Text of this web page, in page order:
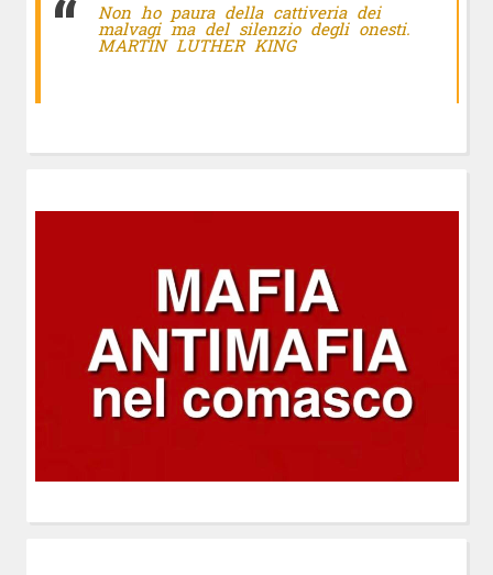
Non ho paura della cattiveria dei
malvagi ma del silenzio degli onesti.
MARTIN LUTHER KING